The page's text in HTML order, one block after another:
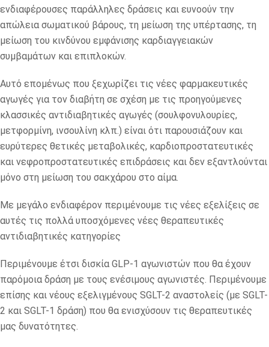
ενδιαφέρουσες παράλληλες δράσεις και ευνοούν την
απώλεια σωματικού βάρους, τη μείωση της υπέρτασης, τη
μείωση του κινδύνου εμφάνισης καρδιαγγειακών
συμβαμάτων και επιπλοκών.
Αυτό επομένως που ξεχωρίζει τις νέες φαρμακευτικές
αγωγές για τον διαβήτη σε σχέση με τις προηγούμενες
κλασσικές αντιδιαβητικές αγωγές (σουλφονυλουρίες,
μετφορμίνη, ινσουλίνη κλπ.) είναι ότι παρουσιάζουν και
ευρύτερες θετικές μεταβολικές, καρδιοπροστατευτικές
και νεφροπροστατευτικές επιδράσεις και δεν εξαντλούνται
μόνο στη μείωση του σακχάρου στο αίμα.
Με μεγάλο ενδιαφέρον περιμένουμε τις νέες εξελίξεις σε
αυτές τις πολλά υποσχόμενες νέες θεραπευτικές
αντιδιαβητικές κατηγορίες
Περιμένουμε έτσι δισκία GLP-1 αγωνιστών που θα έχουν
παρόμοια δράση με τους ενέσιμους αγωνιστές. Περιμένουμε
επίσης και νέους εξελιγμένους SGLT-2 αναστολείς (με SGLT-
2 και SGLT-1 δράση) που θα ενισχύσουν τις θεραπευτικές
μας δυνατότητες.